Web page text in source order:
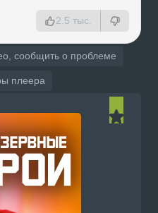
2.5 тыс.
сообщить о проблеме
плеера